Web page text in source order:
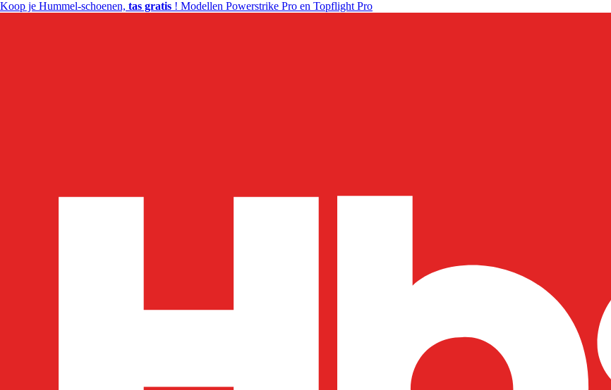
Koop je Hummel-schoenen, tas gratis ! Modellen Powerstrike Pro en Topflight Pro